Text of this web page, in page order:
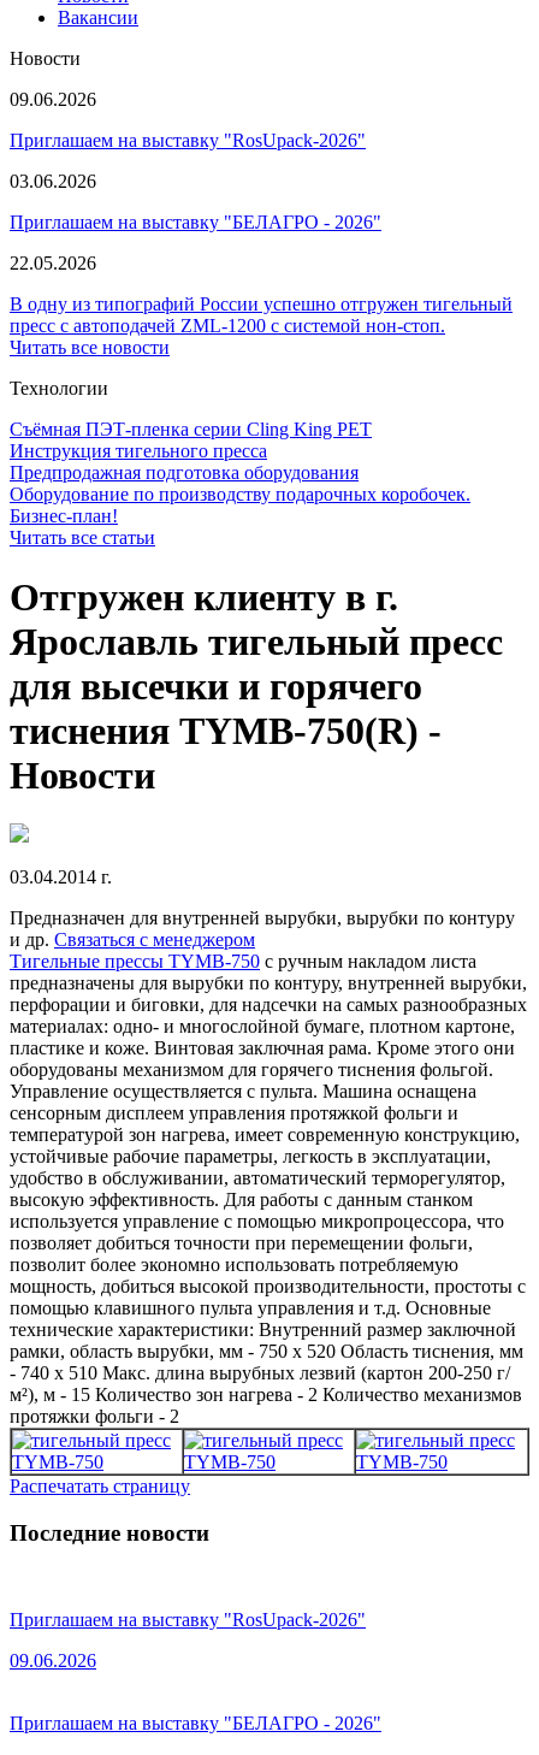
Вакансии
Новости
09.06.2026
Приглашаем на выставку "RosUpack-2026"
03.06.2026
Приглашаем на выставку "БЕЛАГРО - 2026"
22.05.2026
В одну из типографий России успешно отгружен тигельный
пресс с автоподачей ZML-1200 с системой нон-стоп.
Читать все новости
Технологии
Съёмная ПЭТ-пленка серии Cling King PET
Инструкция тигельного пресса
Предпродажная подготовка оборудования
Оборудование по производству подарочных коробочек.
Бизнес-план!
Читать все статьи
Отгружен клиенту в г.
Ярославль тигельный пресс
для высечки и горячего
тиснения TYMB-750(R) -
Новости
03.04.2014 г.
Предназначен для внутренней вырубки, вырубки по контуру
и др. Связаться с менеджером
Тигельные прессы TYMB-750 с ручным накладом листа
предназначены для вырубки по контуру, внутренней вырубки,
перфорации и биговки, для надсечки на самых разнообразных
материалах: одно- и многослойной бумаге, плотном картоне,
пластике и коже. Винтовая заключная рама. Кроме этого они
оборудованы механизмом для горячего тиснения фольгой.
Управление осуществляется с пульта. Машина оснащена
сенсорным дисплеем управления протяжкой фольги и
температурой зон нагрева, имеет современную конструкцию,
устойчивые рабочие параметры, легкость в эксплуатации,
удобство в обслуживании, автоматический терморегулятор,
высокую эффективность. Для работы с данным станком
используется управление с помощью микропроцессора, что
позволяет добиться точности при перемещении фольги,
позволит более экономно использовать потребляемую
мощность, добиться высокой производительности, простоты с
помощью клавишного пульта управления и т.д. Основные
технические характеристики: Внутренний размер заключной
рамки, область вырубки, мм - 750 x 520 Область тиснения, мм
- 740 x 510 Макс. длина вырубных лезвий (картон 200-250 г/
м²), м - 15 Количество зон нагрева - 2 Количество механизмов
протяжки фольги - 2
Распечатать страницу
Последние новости
Приглашаем на выставку "RosUpack-2026"
09.06.2026
Приглашаем на выставку "БЕЛАГРО - 2026"